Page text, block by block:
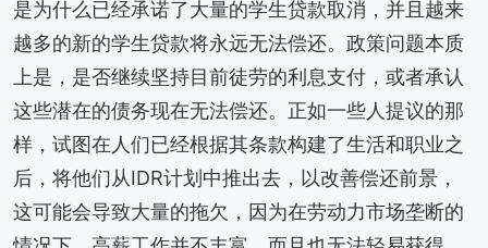
是为什么已经承诺了大量的学生贷款取消，并且越来
越多的新的学生贷款将永远无法偿还。政策问题本质
上是，是否继续坚持目前徒劳的利息支付，或者承认
这些潜在的债务现在无法偿还。正如一些人提议的那
样，试图在人们已经根据其条款构建了生活和职业之
后，将他们从IDR计划中推出去，以改善偿还前景，
这可能会导致大量的拖欠，因为在劳动力市场垄断的